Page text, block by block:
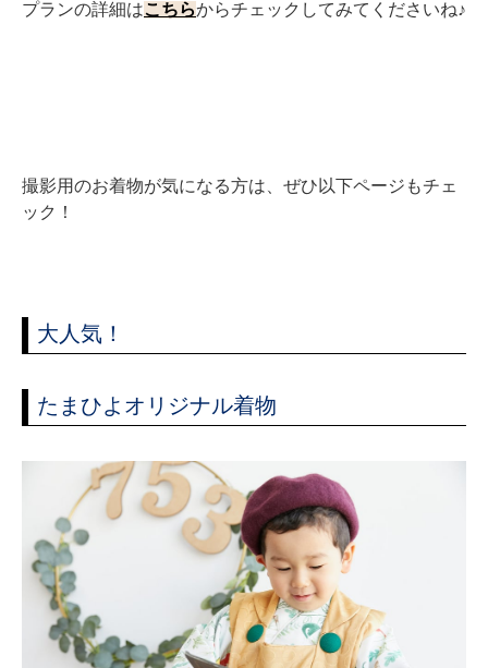
プランの詳細はこちらからチェックしてみてくださいね♪
撮影用のお着物が気になる方は、ぜひ以下ページもチェ
ック！
大人気！
たまひよオリジナル着物